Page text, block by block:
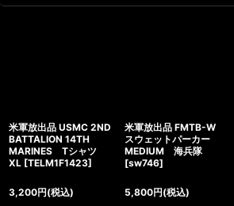
米軍放出品 USMC 2ND
BATTALION 14TH
MARINES Tシャツ
XL [TELM1F1423]
3,200円(税込)
米軍放出品 FMTB-W
スウェットパーカー
MEDIUM 海兵隊
[sw746]
5,800円(税込)